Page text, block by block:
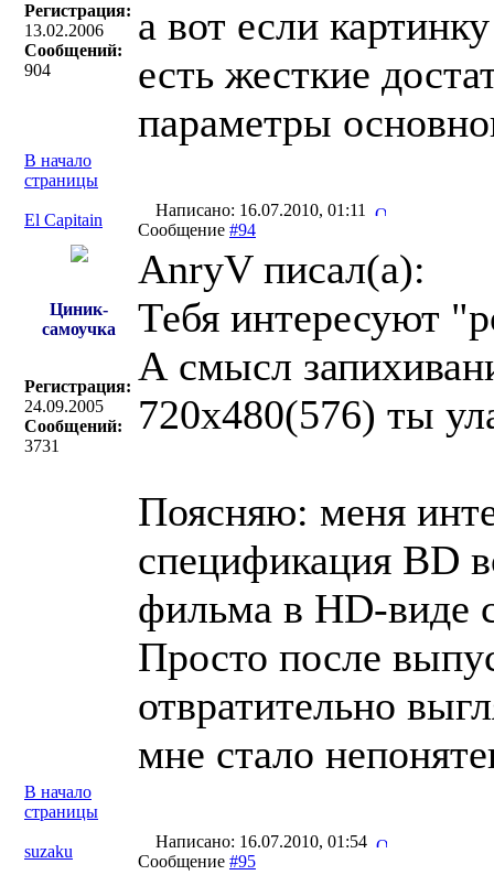
Регистрация:
13.02.2006
Сообщений:
904
а вот если
есть жесткие
параметры
В начало
страницы
El Capitain
Написано: 16.07.2010, 01:11
Сообщение #94
Циник-
самоучка
Регистрация:
24.09.2005
Сообщений:
3731
AnryV писал(a):
Тебя интересуют
А смысл
720х480(576) ты
Поясняю: меня
спецификация BD
фильма в HD-виде
Просто после
отвратительно
мне стало
В начало
страницы
suzaku
Написано: 16.07.2010, 01:54
Сообщение #95